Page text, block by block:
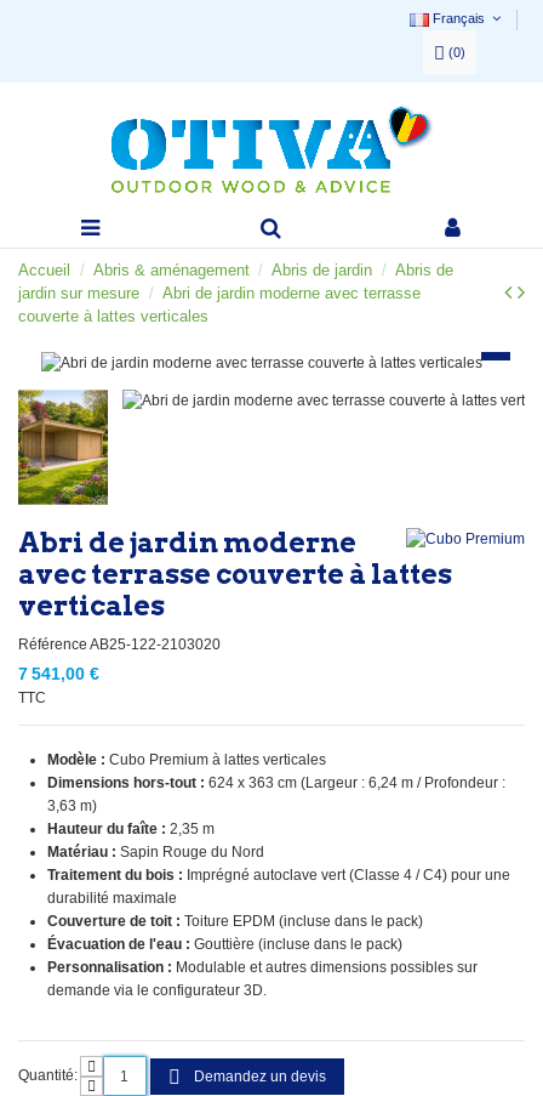
Français
(0)
Accueil Abris & aménagement Abris de jardin
Abris de
jardin sur mesure
Abri de jardin moderne avec terrasse
couverte à lattes verticales
Abri de jardin moderne
avec terrasse couverte à lattes
verticales
Référence AB25-122-2103020
7 541,00 €
TTC
Modèle : Cubo Premium à lattes verticales
Dimensions hors-tout : 624 x 363 cm (Largeur : 6,24 m / Profondeur :
3,63 m)
Hauteur du faîte : 2,35 m
Matériau : Sapin Rouge du Nord
Traitement du bois : Imprégné autoclave vert (Classe 4 / C4) pour une
durabilité maximale
Couverture de toit : Toiture EPDM (incluse dans le pack)
Évacuation de l'eau : Gouttière (incluse dans le pack)
Personnalisation : Modulable et autres dimensions possibles sur
demande via le configurateur 3D.
Quantité: Demandez un devis